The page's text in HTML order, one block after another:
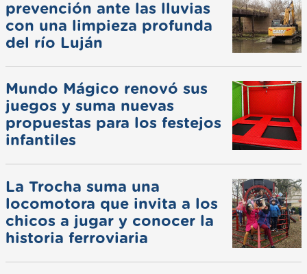
prevención ante las lluvias
con una limpieza profunda
del río Luján
Mundo Mágico renovó sus
juegos y suma nuevas
propuestas para los festejos
infantiles
La Trocha suma una
locomotora que invita a los
chicos a jugar y conocer la
historia ferroviaria